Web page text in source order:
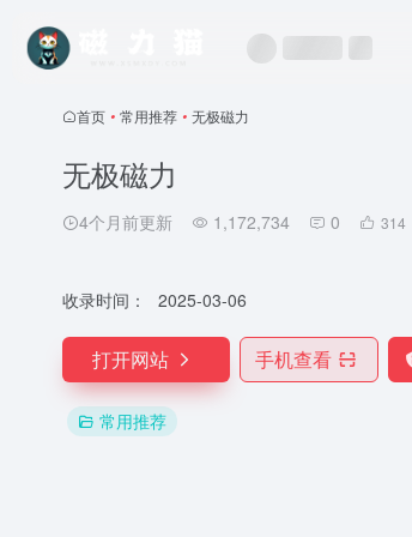
首页 • 常用推荐 • 无极磁力
无极磁力
4个月前更新 1,172,734 0 314
收录时间： 2025-03-06
打开网站 手机查看
常用推荐